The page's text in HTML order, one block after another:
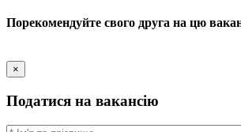
Порекомендуйте свого друга на цю
×
Податися на вакансію